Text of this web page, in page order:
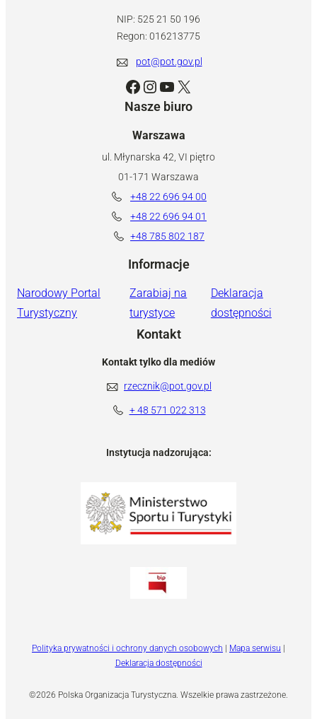
NIP: 525 21 50 196
Regon: 016213775
pot@pot.gov.pl
Facebook Instagram YouTube X
Nasze biuro
Warszawa
ul. Młynarska 42, VI piętro
01-171 Warszawa
+48 22 696 94 00
+48 22 696 94 01
+48 785 802 187
Informacje
Narodowy Portal
Turystyczny
Zarabiaj na
turystyce
Deklaracja
dostępności
Kontakt
Kontakt tylko dla mediów
rzecznik@pot.gov.pl
+ 48 571 022 313
Instytucja nadzorująca:
©2026 Polska Organizacja Turystyczna. Wszelkie prawa zastrzeżone.
Polityka prywatności i ochrony danych osobowych | Mapa serwisu |
Deklaracja dostępności